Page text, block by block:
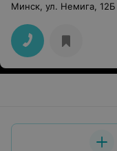
Минск, ул. Немига, 12Б